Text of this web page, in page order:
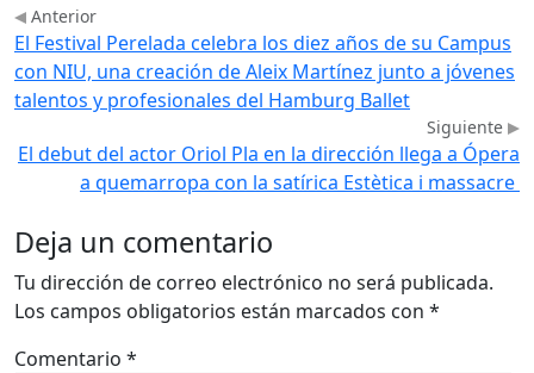
Anterior
El Festival Perelada celebra los diez años de su Campus
con NIU, una creación de Aleix Martínez junto a jóvenes
talentos y profesionales del Hamburg Ballet
Siguiente
El debut del actor Oriol Pla en la dirección llega a Ópera
a quemarropa con la satírica Estètica i massacre
Deja un comentario
Tu dirección de correo electrónico no será publicada.
Los campos obligatorios están marcados con *
Comentario *